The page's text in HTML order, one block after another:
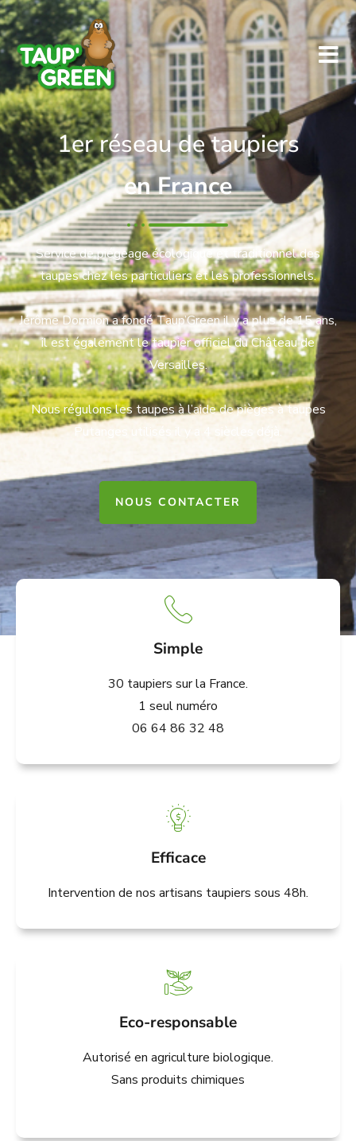
Taup' Green
1er réseau de taupiers
en France
Service de piégeage écologique et traditionnel des
taupes chez les particuliers et les professionnels.
Jérôme Dormion a fondé Taup’Green il y a plus de 15 ans,
il est également le taupier officiel du Château de
Versailles.
Nous régulons les taupes à l’aide de pièges à taupes
Putanges utilisés il y a 4 siècles déjà.
NOUS CONTACTER
Simple
30 taupiers sur la France.
1 seul numéro
06 64 86 32 48
Efficace
Intervention de nos artisans taupiers sous 48h.
Eco-responsable
Autorisé en agriculture biologique.
Sans produits chimiques